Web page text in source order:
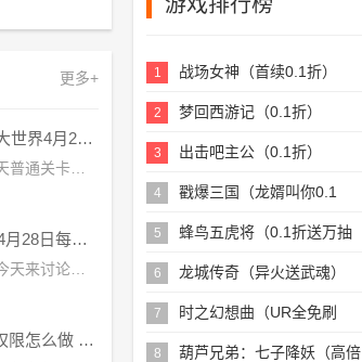
更多+
羊了个羊4.28关卡攻略 羊羊大世界4月28日每日一关通关流程
光遇4.28任务怎么做 2023年4月28日每日任务完成攻略
崩坏星穹铁道基座舱段三重权限怎么做 基座舱段三重权限任务攻略
1 战场女神（首续0.1折）
2 梦回西游记（0.1折）
3 出击吧主公（0.1折）
4
戳爆三国（龙婿叫你0.1
5
蜂鸟五虎将（0.1折送万抽
6 龙城传奇（异火送武魂）
7
时之幻想曲（UR全免刷
8
葫芦兄弟：七子降妖（高倍